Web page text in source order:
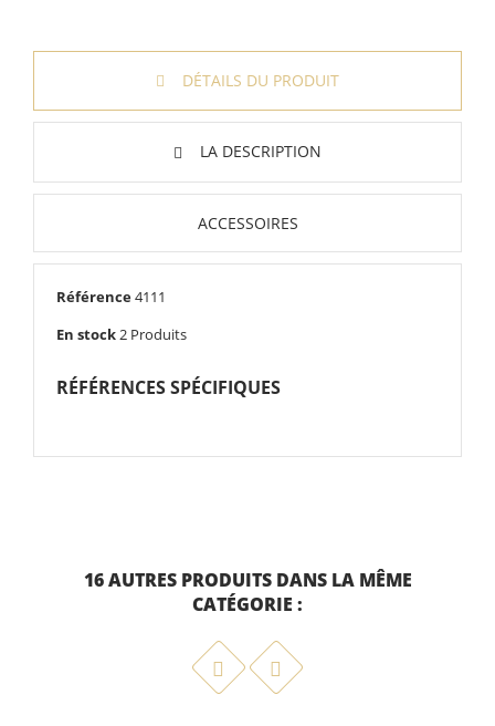
DÉTAILS DU PRODUIT
LA DESCRIPTION
ACCESSOIRES
Assise : lattes galbées aluminium
Référence4111
En stock2 Produits
RÉFÉRENCES SPÉCIFIQUES
TABLE RONDE CARACTÈRE 128
16 AUTRES PRODUITS DANS LA MÊME
CATÉGORIE :